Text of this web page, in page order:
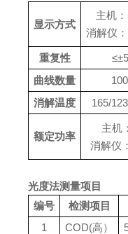
显示方式
主机
消解仪
重复性
曲线数量
消解温度
165/
额定功率
主机
消解仪
光度法测量项目
编号
检测项目
1
COD(高）